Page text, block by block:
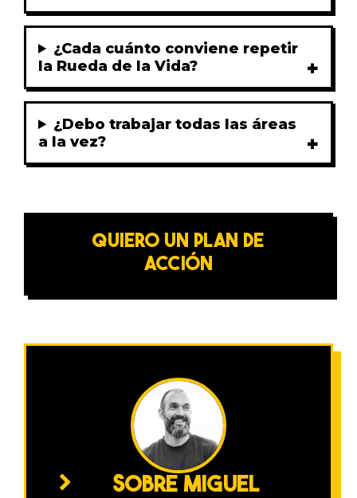
¿Cada cuánto conviene repetir
la Rueda de la Vida?
¿Debo trabajar todas las áreas
a la vez?
QUIERO UN PLAN DE
ACCIÓN
SOBRE MIGUEL